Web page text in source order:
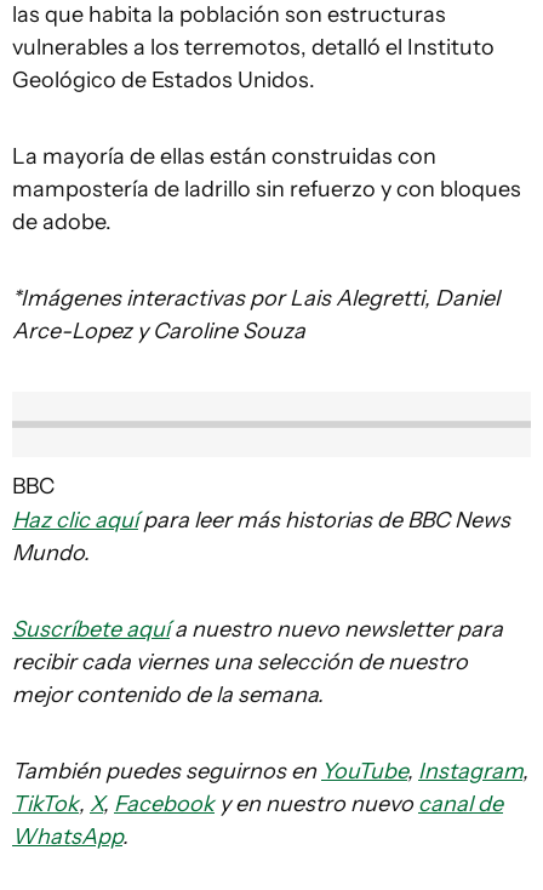
las que habita la población son estructuras
vulnerables a los terremotos, detalló el Instituto
Geológico de Estados Unidos.
La mayoría de ellas están construidas con
mampostería de ladrillo sin refuerzo y con bloques
de adobe.
*Imágenes interactivas por Lais Alegretti, Daniel
Arce-Lopez y Caroline Souza
BBC
Haz clic aquípara leer más historias de BBC News
Mundo.
Suscríbete aquía nuestro nuevo newsletter para
recibir cada viernes una selección de nuestro
mejor contenido de la semana.
También puedes seguirnos en YouTube, Instagram,
TikTok, X, Facebooky en nuestro nuevo canal de
WhatsApp.